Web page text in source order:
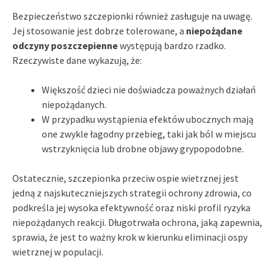
Bezpieczeństwo szczepionki również zasługuje na uwagę.
Jej stosowanie jest dobrze tolerowane, a niepożądane
odczyny poszczepiennewystępują bardzo rzadko.
Rzeczywiste dane wykazują, że:
Większość dzieci nie doświadcza poważnych działań
niepożądanych.
W przypadku wystąpienia efektów ubocznych mają
one zwykle łagodny przebieg, taki jak ból w miejscu
wstrzyknięcia lub drobne objawy grypopodobne.
Ostatecznie, szczepionka przeciw ospie wietrznej jest
jedną z najskuteczniejszych strategii ochrony zdrowia, co
podkreśla jej wysoka efektywność oraz niski profil ryzyka
niepożądanych reakcji. Długotrwała ochrona, jaką zapewnia,
sprawia, że jest to ważny krok w kierunku eliminacji ospy
wietrznej w populacji.